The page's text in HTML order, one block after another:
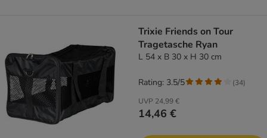
Trixie Friends on Tour
Tragetasche Ryan
L 54 x B 30 x H 30 cm
UVP 24,99 €
14,46 €
Rating: 3.5/5 (34)